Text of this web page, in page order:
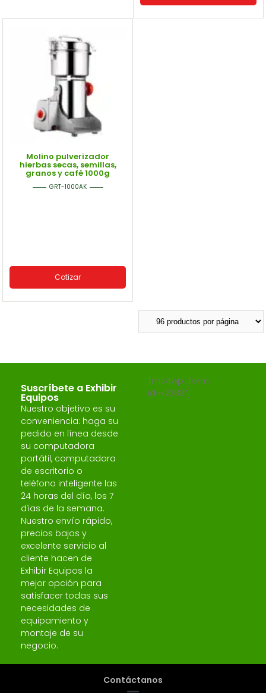
Molino pulverizador
hierbas secas, semillas,
granos y café 1000g
GRT-1000AK
Cotizar
Suscríbete a Exhibir
Equipos
Nuestro objetivo es su
conveniencia: haga su
pedido en línea desde
su computadora
portátil, computadora
de escritorio o
teléfono inteligente las
24 horas del día, los 7
días de la semana.
Nuestro envío rápido,
precios bajos y
excelente servicio al
cliente hacen de
Exhibir Equipos la
mejor opción para
satisfacer todas sus
necesidades de
equipamiento y
montaje de su
negocio.
[mc4wp_form
id=»2383″]
Contáctanos